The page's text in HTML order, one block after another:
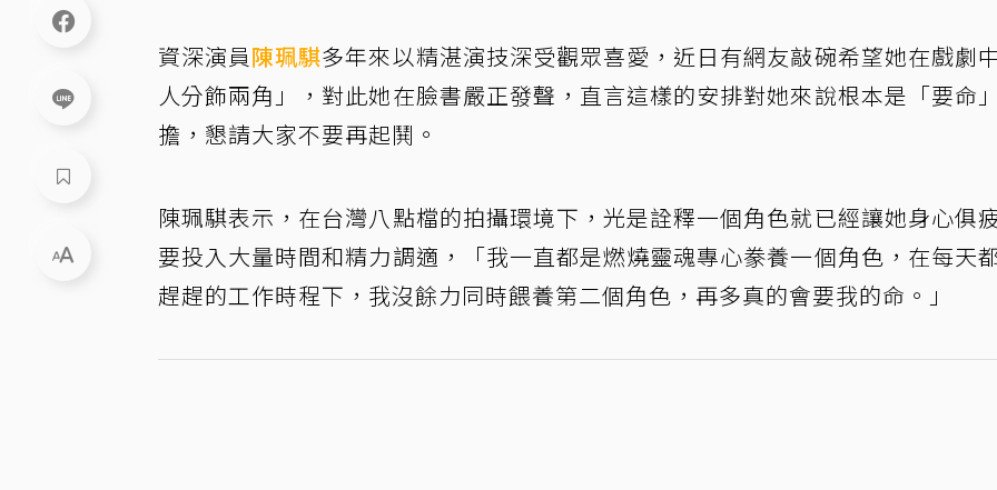
資深演員陳珮騏多年來以精湛演技深受觀眾喜愛，近日有網友敲碗希望她在戲劇
人分飾兩角」，對此她在臉書嚴正發聲，直言這樣的安排對她來說根本是「要命
擔，懇請大家不要再起鬨。
陳珮騏表示，在台灣八點檔的拍攝環境下，光是詮釋一個角色就已經讓她身心俱
要投入大量時間和精力調適，「我一直都是燃燒靈魂專心豢養一個角色，在每天
趕趕的工作時程下，我沒餘力同時餵養第二個角色，再多真的會要我的命。」